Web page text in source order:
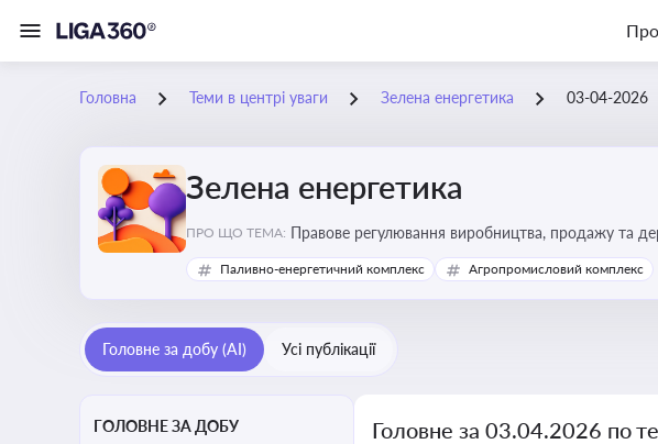
Головна Теми в центрі уваги Зелена енергетика 03-04-2026
Зелена енергетика
ПРО ЩО ТЕМА: Правове регулювання виробництва, продажу та
Паливно-енергетичний комплекс Агропромисловий комплекс
Головне за добу (AI) Усі публікації
ГОЛОВНЕ ЗА ДОБУ Головне за 03.04.2026 по